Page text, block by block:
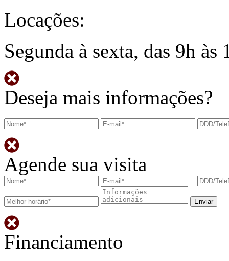
Locações:
Segunda à sexta, das 9h
Deseja mais informações?
Agende sua visita
Financiamento